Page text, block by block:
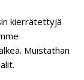
kierrätettyjä
Muistathan